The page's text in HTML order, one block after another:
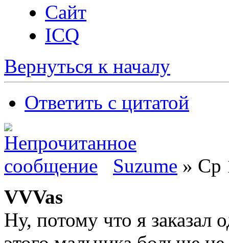
Сайт
ICQ
Вернуться к началу
Ответить с цитатой
Suzume » Ср
VVVas
Ну, потому что я заказал